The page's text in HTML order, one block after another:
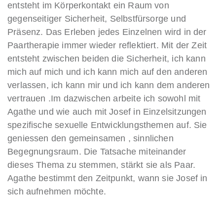
entsteht im Körperkontakt ein Raum von
gegenseitiger Sicherheit, Selbstfürsorge und
Präsenz. Das Erleben jedes Einzelnen wird in der
Paartherapie immer wieder reflektiert. Mit der Zeit
entsteht zwischen beiden die Sicherheit, ich kann
mich auf mich und ich kann mich auf den anderen
verlassen, ich kann mir und ich kann dem anderen
vertrauen .Im dazwischen arbeite ich sowohl mit
Agathe und wie auch mit Josef in Einzelsitzungen
spezifische sexuelle Entwicklungsthemen auf. Sie
geniessen den gemeinsamen , sinnlichen
Begegnungsraum. Die Tatsache miteinander
dieses Thema zu stemmen, stärkt sie als Paar.
Agathe bestimmt den Zeitpunkt, wann sie Josef in
sich aufnehmen möchte.